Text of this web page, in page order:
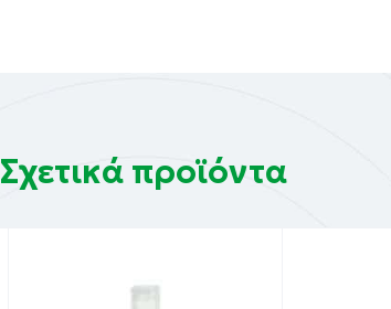
Σχετικά προϊόντα